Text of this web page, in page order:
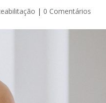
| 0 Comentários